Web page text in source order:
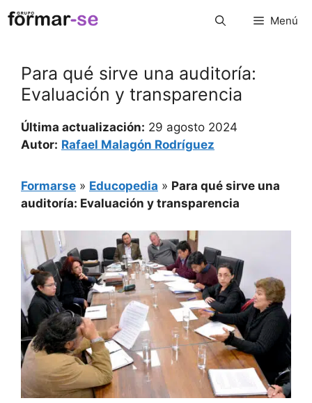
Saltar
al
Menú
Para qué sirve una auditoría:
Evaluación y transparencia
Última actualización: 29 agosto 2024
Autor: Rafael Malagón Rodríguez
Formarse » Educopedia » Para qué sirve una
auditoría: Evaluación y transparencia